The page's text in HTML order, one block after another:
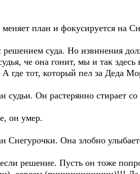
меняет план и фокусируется на
решением суда. Но извинения
че она гонит, мы и так здесь
где тот, который пел за Деда
судьи. Он растерянно стирает со
он умер.
Снегурочки. Она злобно
решение. Пусть он тоже